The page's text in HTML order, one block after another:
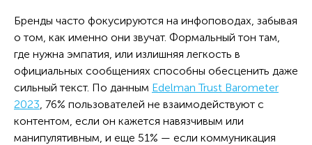
Бренды часто фокусируются на инфоповодах, забывая
о том, как именно они звучат. Формальный тон там,
где нужна эмпатия, или излишняя легкость в
официальных сообщениях способны обесценить даже
сильный текст. По данным Edelman Trust Barometer
2023 , 76% пользователей не взаимодействуют с
контентом, если он кажется навязчивым или
манипулятивным, и еще 51% — если коммуникация